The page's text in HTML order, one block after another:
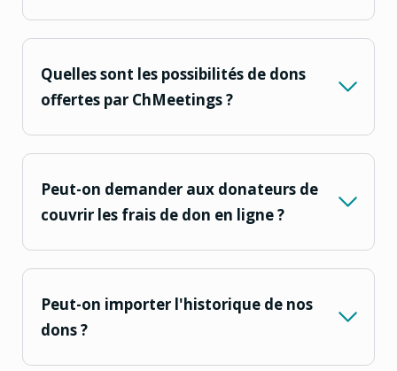
Quelles sont les possibilités de dons
offertes par ChMeetings ?
Peut-on demander aux donateurs de
couvrir les frais de don en ligne ?
Peut-on importer l'historique de nos
dons ?